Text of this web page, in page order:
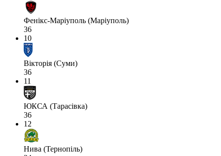
Фенікс-Маріуполь (Маріуполь)
36
10
Вікторія (Суми)
36
11
ЮКСА (Тарасівка)
36
12
Нива (Тернопіль)